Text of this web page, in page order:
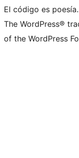
El código es poesía.
The WordPress®
of the WordPress